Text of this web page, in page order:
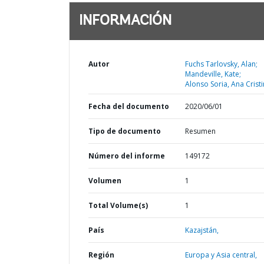
INFORMACIÓN
Autor
Fuchs Tarlovsky, Alan;
Mandeville, Kate;
Alonso Soria, Ana
Fecha del documento 2020/06/01
Tipo de documento Resumen
Número del informe 149172
Volumen 1
Total Volume(s) 1
País Kazajstán,
Región Europa y Asia central,